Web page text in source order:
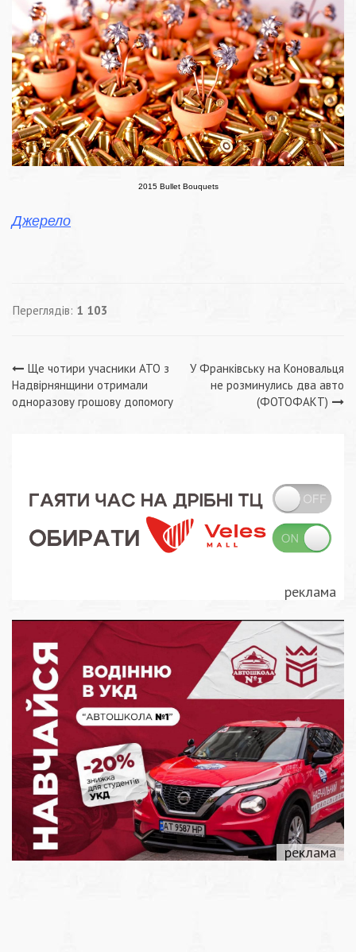
2015 Bullet Bouquets
Джерело
Переглядів: 1 103
Навігація
записів
Ще чотири учасники АТО з
Надвірнянщини отримали
одноразову грошову допомогу
У Франківську на Коновальця
не розминулись два авто
(ФОТОФАКТ)